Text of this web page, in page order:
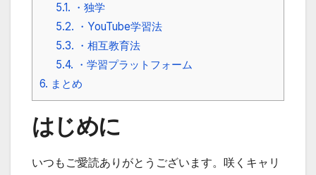
5.1. ・独学
5.2. ・YouTube学習法
5.3. ・相互教育法
5.4. ・学習プラットフォーム
6. まとめ
はじめに
いつもご愛読ありがとうございます。咲くキャリ